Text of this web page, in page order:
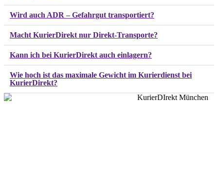
Wird auch ADR – Gefahrgut transportiert?
Macht KurierDirekt nur Direkt-Transporte?
Kann ich bei KurierDirekt auch einlagern?
Wie hoch ist das maximale Gewicht im Kurierdienst bei
KurierDirekt?